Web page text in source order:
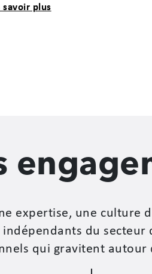
voix et la santé vocale
savoir plussur Situation de nos
expertise, une
du
qui gravitent autour